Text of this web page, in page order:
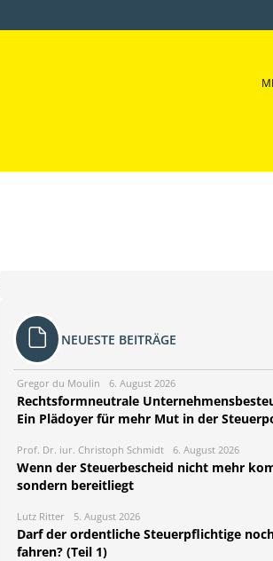
NEUESTE BEITRÄGE
Gregor du Moulin 6. August 2026
Rechtsformneutrale
Ein Plädoyer für mehr Mut in der
Prof. Dr. iur. Christoph Schmidt 6. August 2026
Wenn der Steuerbescheid nicht mehr
sondern bereitliegt
Lutz Ritter 5. August 2026
Darf der ordentliche Steuerpflichtige
fahren? (Teil 1)